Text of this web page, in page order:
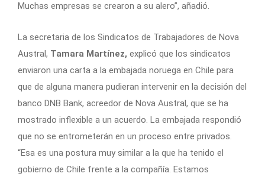
Muchas empresas se crearon a su alero”, añadió.
La secretaria de los Sindicatos de Trabajadores de Nova
Austral, Tamara Martínez, explicó que los sindicatos
enviaron una carta a la embajada noruega en Chile para
que de alguna manera pudieran intervenir en la decisión del
banco DNB Bank, acreedor de Nova Austral, que se ha
mostrado inflexible a un acuerdo. La embajada respondió
que no se entrometerán en un proceso entre privados.
“Esa es una postura muy similar a la que ha tenido el
gobierno de Chile frente a la compañía. Estamos